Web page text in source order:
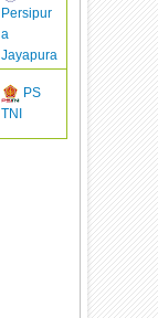
Persipur
a
Jayapura
PS
TNI